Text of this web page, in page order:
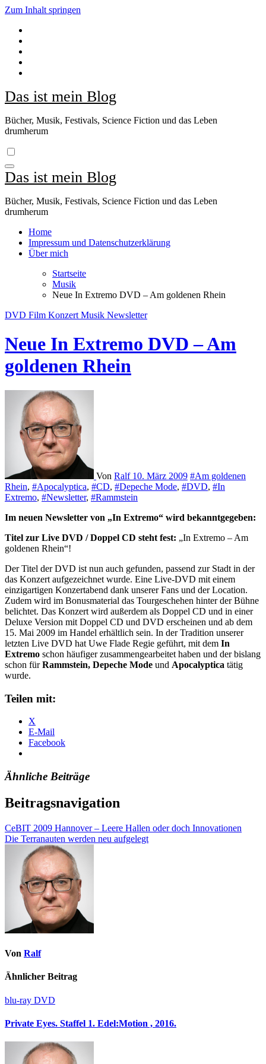
Zum Inhalt springen
Das ist mein Blog
Bücher, Musik, Festivals, Science Fiction und das Leben
drumherum
Das ist mein Blog
Bücher, Musik, Festivals, Science Fiction und das Leben
drumherum
Home
Impressum und Datenschutzerklärung
Über mich
Startseite
Musik
Neue In Extremo DVD – Am goldenen Rhein
DVD Film Konzert Musik Newsletter
Neue In Extremo DVD – Am
goldenen Rhein
Von Ralf 10. März 2009 #Am goldenen
Rhein, #Apocalyptica, #CD, #Depeche Mode, #DVD, #In
Extremo, #Newsletter, #Rammstein
Im neuen Newsletter von „In Extremo“ wird bekanntgegeben:
Titel zur Live DVD / Doppel CD steht fest: „In Extremo – Am
goldenen Rhein“!
Der Titel der DVD ist nun auch gefunden, passend zur Stadt in der
das Konzert aufgezeichnet wurde. Eine Live-DVD mit einem
einzigartigen Konzertabend dank unserer Fans und der Location.
Zudem wird im Bonusmaterial das Tourgeschehen hinter der Bühne
belichtet. Das Konzert wird außerdem als Doppel CD und in einer
Deluxe Version mit Doppel CD und DVD erscheinen und ab dem
15. Mai 2009 im Handel erhältlich sein. In der Tradition unserer
letzten Live DVD hat Uwe Flade Regie geführt, mit dem In
Extremo schon häufiger zusammengearbeitet haben und der bislang
schon fürRammstein, Depeche Mode und Apocalyptica tätig
wurde.
Teilen mit:
X
E-Mail
Facebook
Ähnliche Beiträge
Beitragsnavigation
CeBIT 2009 Hannover – Leere Hallen oder doch Innovationen
Die Terranauten werden neu aufgelegt
Von Ralf
Ähnlicher Beitrag
blu-ray DVD
Private Eyes. Staffel 1. Edel:Motion , 2016.